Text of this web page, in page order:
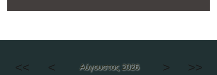
<< < Αύγουστος 2026 > >>